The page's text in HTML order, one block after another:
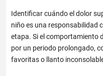
Identificar cuándo el dolor
niño es una responsabilidad
etapa. Si el comportamiento
por un periodo prolongado,
favoritas o llanto